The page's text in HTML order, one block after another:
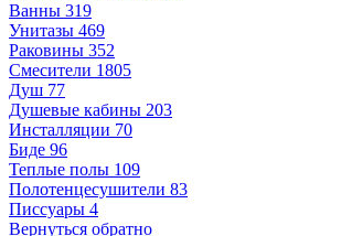
Ванны 319
Унитазы 469
Раковины 352
Смесители 1805
Душ 77
Душевые кабины 203
Инсталляции 70
Биде 96
Теплые полы 109
Полотенцесушители 83
Писсуары 4
Вернуться обратно